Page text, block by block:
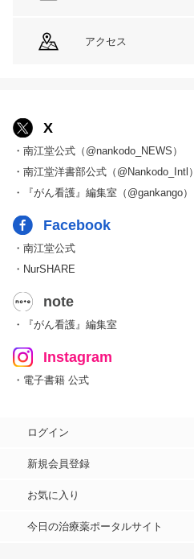
アクセス
X
・南江堂公式（@nankodo_NEWS）
・南江堂洋書部公式（@Nankodo_Intl）
・『がん看護』編集室（@gankango）
Facebook
・南江堂公式
・NurSHARE
note
・『がん看護』編集室
Instagram
・電子書籍 公式
ログイン
新規会員登録
お気に入り
今日の治療薬ポータルサイト